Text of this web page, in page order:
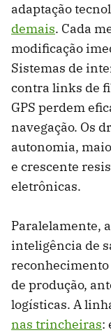
adaptação
demais. Cada
modificação
Sistemas de
contra links de
GPS perdem
navegação. Os
autonomia,
e crescente
eletrônicas.
Paralelamente,
inteligência de
de produção,
logísticas. A
nas trincheiras: